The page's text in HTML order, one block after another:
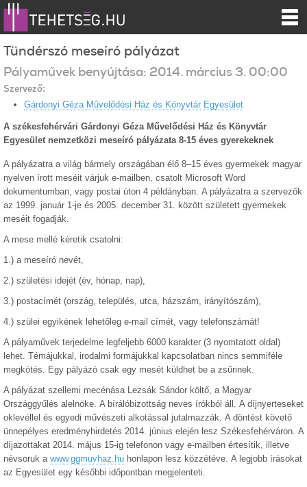
Tündérszó meseíró pályázat
Pályaművek benyújtása: 2014. március 3. 00:00
Szervező:
Gárdonyi Géza Művelődési Ház és Könyvtár Egyesület
A székesfehérvári Gárdonyi Géza Művelődési Ház és Könyvtár
Egyesület nemzetközi meseíró pályázata 8-15 éves gyerekeknek
A pályázatra a világ bármely országában élő 8–15 éves gyermekek magyar
nyelven írott meséit várjuk e-mailben, csatolt Microsoft Word
dokumentumban, vagy postai úton 4 példányban. A pályázatra a szervezők
az 1999. január 1-je és 2005. december 31. között született gyermekek
meséit fogadják.
A mese mellé kéretik csatolni:
1.) a meseíró nevét,
2.) születési idejét (év, hónap, nap),
3.) postacímét (ország, település, utca, házszám, irányítószám),
4.) szülei egyikének lehetőleg e-mail címét, vagy telefonszámát!
A pályaművek terjedelme legfeljebb 6000 karakter (3 nyomtatott oldal)
lehet. Témájukkal, irodalmi formájukkal kapcsolatban nincs semmiféle
megkötés. Egy pályázó csak egy mesét küldhet be a zsűrinek.
A pályázat szellemi mecénása Lezsák Sándor költő, a Magyar
Országgyűlés alelnöke. A bírálóbizottság neves írókból áll. A díjnyerteseket
oklevéllel és egyedi művészeti alkotással jutalmazzák. A döntést követő
ünnepélyes eredményhirdetés 2014. június elején lesz Székesfehérváron. A
díjazottakat 2014. május 15-ig telefonon vagy e-mailben értesítik, illetve
névsoruk a www.ggmuvhaz.hu honlapon lesz közzétéve. A legjobb írásokat
az Egyesület egy későbbi időpontban megjelenteti.